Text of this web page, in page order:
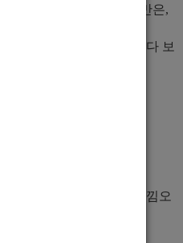
기에 말해서 뭐하겠냐만은,
에서 벌어가십니다.
로 많이 벌어가는 직업이다 보
듯이,
하루라도 일해보시면 느낌오